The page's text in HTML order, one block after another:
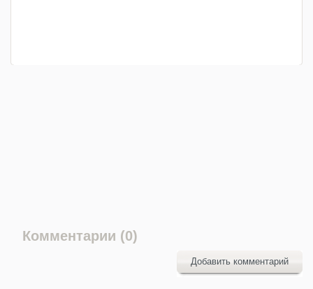
Комментарии (0)
Добавить комментарий